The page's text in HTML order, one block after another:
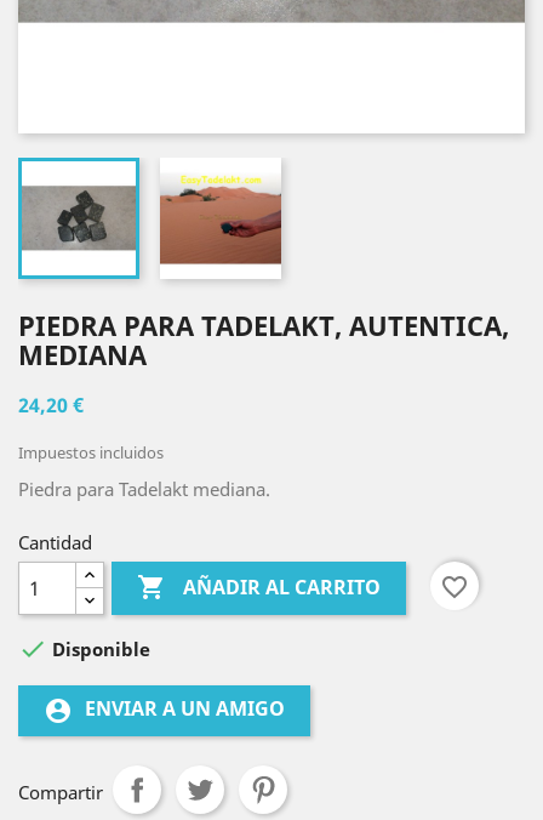
PIEDRA PARA TADELAKT, AUTENTICA,
MEDIANA
24,20 €
Impuestos incluidos
Piedra para Tadelakt mediana.
Cantidad
 AÑADIR AL CARRITO favorite_border
 Disponible
account_circle ENVIAR A UN AMIGO
Compartir